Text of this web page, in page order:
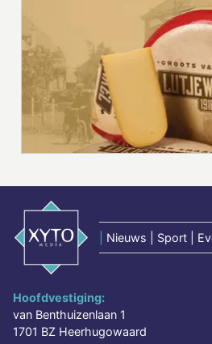
Nieuws | Sport |
Hoofdvestiging:
van Benthuizenlaan 1
1701 BZ Heerhugowaard